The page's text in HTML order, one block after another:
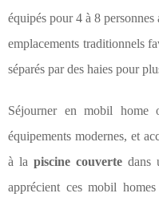
équipés pour 4 à 8
emplacements traditionnels
séparés par des haies pour
Séjourner en mobil home
équipements modernes, et
à lapiscine couverte dans
apprécient ces mobil